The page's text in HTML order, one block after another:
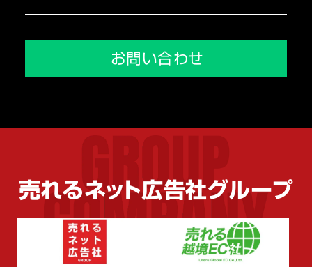
沿革
メディア掲載実績
会社を知る
環境を知る
お問い合わせ
売れるネット広告社グループ